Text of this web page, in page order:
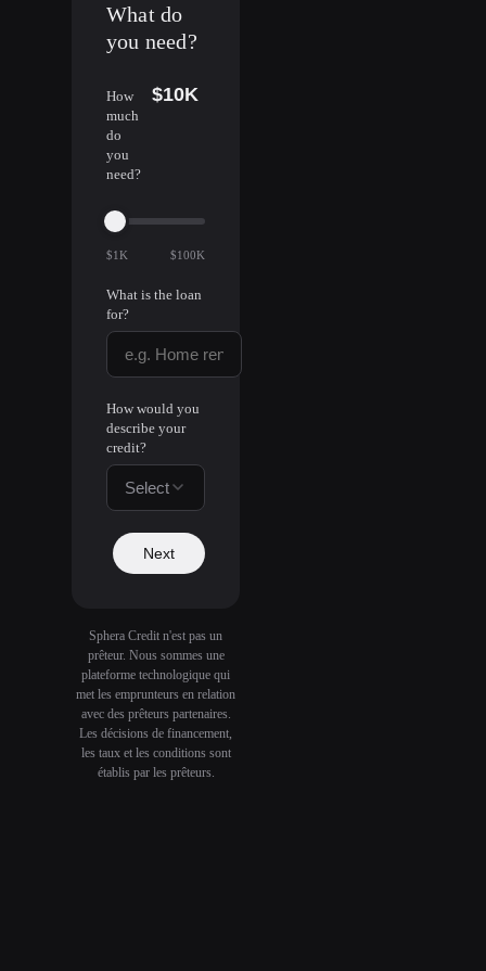
What do
you need?
How
much
do
you
need?
$10K
$1K $100K
What is the loan
for?
How would you
describe your
credit?
Select
Next
Sphera Credit n'est pas un
prêteur. Nous sommes une
plateforme technologique qui
met les emprunteurs en relation
avec des prêteurs partenaires.
Les décisions de financement,
les taux et les conditions sont
établis par les prêteurs.